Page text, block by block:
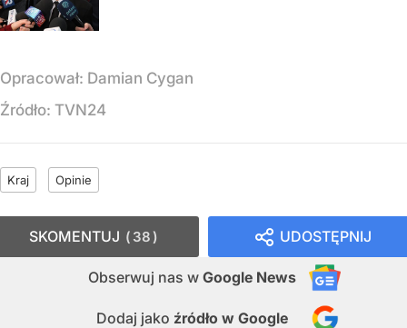
Opracował: Damian Cygan
Źródło: TVN24
Kraj Opinie
UDOSTĘPNIJ
Obserwuj nas w Google News
Dodaj jako źródło w Google
SKOMENTUJ 38